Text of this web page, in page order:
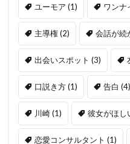
ユーモア (1) ワンナ
主導権(2) 会話が続
出会いスポット (3)
口説き方(1) 告白 (4)
川崎(1) 彼女がほし
恋愛コンサルタント (1)